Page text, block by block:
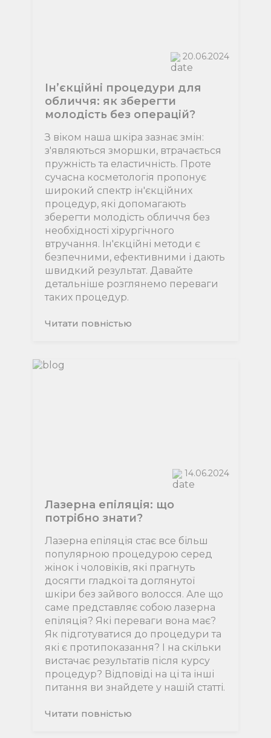
20.06.2024
Ін’єкційні процедури для
обличчя: як зберегти
молодість без операцій?
З віком наша шкіра зазнає змін:
з'являються зморшки, втрачається
пружність та еластичність. Проте
сучасна косметологія пропонує
широкий спектр ін'єкційних
процедур, які допомагають
зберегти молодість обличчя без
необхідності хірургічного
втручання. Ін'єкційні методи є
безпечними, ефективними і дають
швидкий результат. Давайте
детальніше розглянемо переваги
таких процедур.
Читати повнiстью
14.06.2024
Лазерна епіляція: що
потрібно знати?
Лазерна епіляція стає все більш
популярною процедурою серед
жінок і чоловіків, які прагнуть
досягти гладкої та доглянутої
шкіри без зайвого волосся. Але що
саме представляє собою лазерна
епіляція? Які переваги вона має?
Як підготуватися до процедури та
які є протипоказання? І на скільки
вистачає результатів після курсу
процедур? Відповіді на ці та інші
питання ви знайдете у нашій статті.
Читати повнiстью